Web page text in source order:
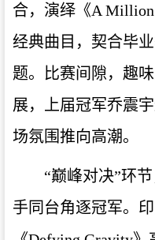
合，演绎《A
经典曲目，契合毕
题。比赛间隙，趣
展，上届冠军乔震
场氛围推向高潮。
“巅峰对决”环
手同台角逐冠军。